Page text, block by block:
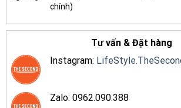
chính)
Tư vấn & Đặt hàng
Instagram:
Zalo: 0962.090.388